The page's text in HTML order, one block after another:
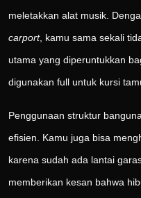
meletakkan alat musik.
carport, kamu sama sekali
utama yang diperuntukkan
digunakan full untuk kursi
Penggunaan struktur
efisien. Kamu juga bisa
karena sudah ada lantai
memberikan kesan bahwa